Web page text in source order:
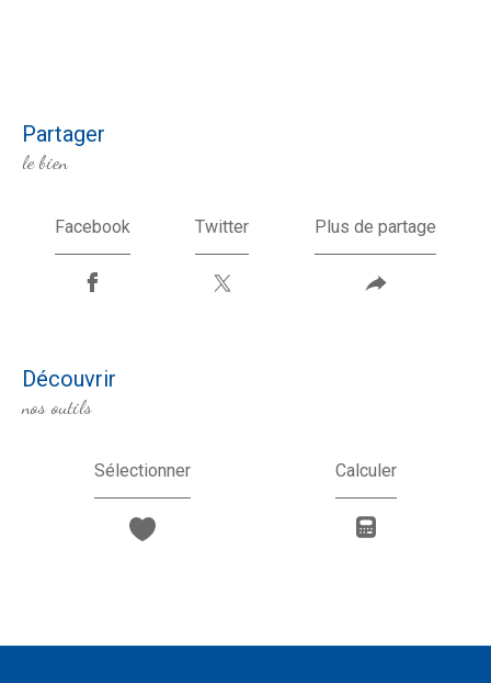
partager
le bien
Facebook Twitter Plus de partage
découvrir
nos outils
Sélectionner Calculer